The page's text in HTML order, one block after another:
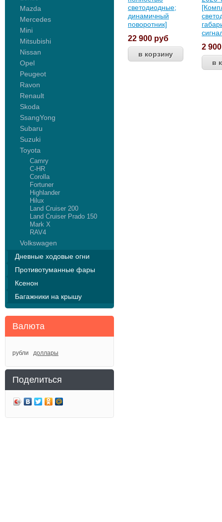
Mazda
Mercedes
Mini
Mitsubishi
Nissan
Opel
Peugeot
Ravon
Renault
Skoda
SsangYong
Subaru
Suzuki
Toyota
Camry
C-HR
Corolla
Fortuner
Highlander
Hilux
Land Cruiser 200
Land Cruiser Prado 150
Mark X
RAV4
Volkswagen
Дневные ходовые огни
Противотуманные фары
Ксенон
Багажники на крышу
Валюта
рубли доллары
Поделиться
светодиодные;
динамичный
поворотник]
22 900 руб
2